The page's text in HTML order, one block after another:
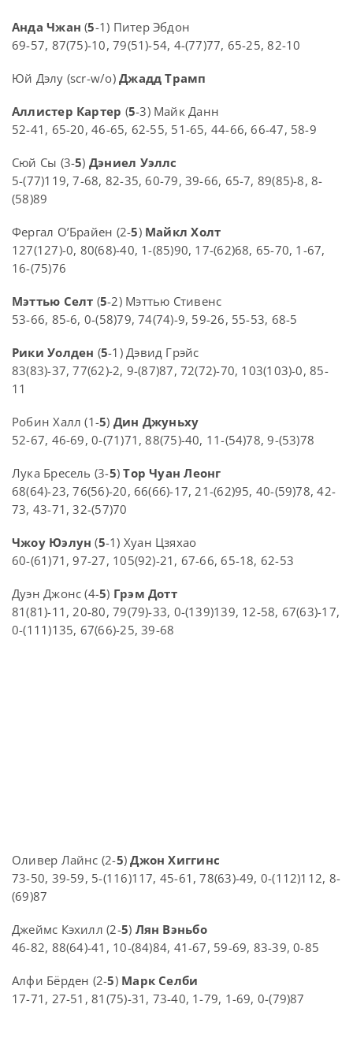
Анда Чжан (5-1) Питер Эбдон
69-57, 87(75)-10, 79(51)-54, 4-(77)77, 65-25, 82-10
Юй Дэлу (scr-w/o)Джадд Трамп
Аллистер Картер (5-3) Майк Данн
52-41, 65-20, 46-65, 62-55, 51-65, 44-66, 66-47, 58-9
Сюй Сы (3-5) Дэниел Уэллс
5-(77)119, 7-68, 82-35, 60-79, 39-66, 65-7, 89(85)-8, 8-
(58)89
Фергал О’Брайен (2-5) Майкл Холт
127(127)-0, 80(68)-40, 1-(85)90, 17-(62)68, 65-70, 1-67,
16-(75)76
Мэттью Селт (5-2) Мэттью Стивенс
53-66, 85-6, 0-(58)79, 74(74)-9, 59-26, 55-53, 68-5
Рики Уолден (5-1) Дэвид Грэйс
83(83)-37, 77(62)-2, 9-(87)87, 72(72)-70, 103(103)-0, 85-
11
Робин Халл (1-5) Дин Джуньху
52-67, 46-69, 0-(71)71, 88(75)-40, 11-(54)78, 9-(53)78
Лука Бресель (3-5)Тор Чуан Леонг
68(64)-23, 76(56)-20, 66(66)-17, 21-(62)95, 40-(59)78, 42-
73, 43-71, 32-(57)70
Чжоу Юэлун (5-1) Хуан Цзяхао
60-(61)71, 97-27, 105(92)-21, 67-66, 65-18, 62-53
Дуэн Джонс (4-5) Грэм Дотт
81(81)-11, 20-80, 79(79)-33, 0-(139)139, 12-58, 67(63)-17,
0-(111)135, 67(66)-25, 39-68
Оливер Лайнс (2-5)Джон Хиггинс
73-50, 39-59, 5-(116)117, 45-61, 78(63)-49, 0-(112)112, 8-
(69)87
Джеймс Кэхилл (2-5) Лян Вэньбо
46-82, 88(64)-41, 10-(84)84, 41-67, 59-69, 83-39, 0-85
Алфи Бёрден (2-5) Марк Селби
17-71, 27-51, 81(75)-31, 73-40, 1-79, 1-69, 0-(79)87